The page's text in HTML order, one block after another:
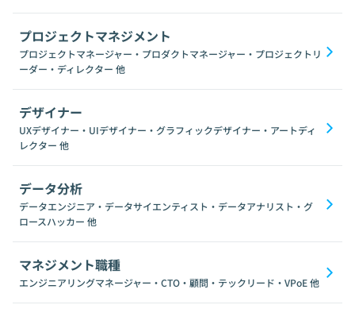
プロジェクトマネジメント
プロジェクトマネージャー・プロダクトマネージャー・プロジェクトリ
ーダー・ディレクター 他
デザイナー
UXデザイナー・UIデザイナー・グラフィックデザイナー・アートディ
レクター 他
データ分析
データエンジニア・データサイエンティスト・データアナリスト・グ
ロースハッカー 他
マネジメント職種
エンジニアリングマネージャー・CTO・顧問・テックリード・VPoE他